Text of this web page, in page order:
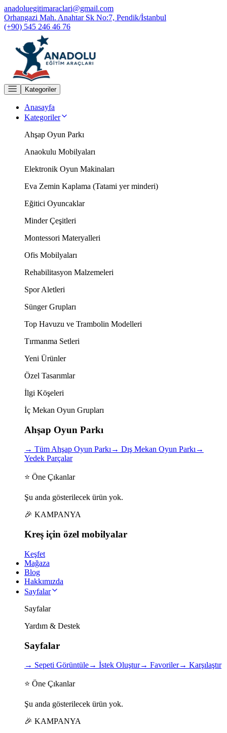
anadoluegitimaraclari@gmail.com
Orhangazi Mah. Anahtar Sk No:7, Pendik/İstanbul
(+90) 545 246 46 76
Kategoriler
Anasayfa
Kategoriler
Ahşap Oyun Parkı
Anaokulu Mobilyaları
Elektronik Oyun Makinaları
Eva Zemin Kaplama (Tatami yer minderi)
Eğitici Oyuncaklar
Minder Çeşitleri
Montessori Materyalleri
Ofis Mobilyaları
Rehabilitasyon Malzemeleri
Spor Aletleri
Sünger Grupları
Top Havuzu ve Trambolin Modelleri
Tırmanma Setleri
Yeni Ürünler
Özel Tasarımlar
İlgi Köşeleri
İç Mekan Oyun Grupları
Ahşap Oyun Parkı
→ Tüm Ahşap Oyun Parkı→ Dış Mekan Oyun Parkı→
Yedek Parçalar
⭐ Öne Çıkanlar
Şu anda gösterilecek ürün yok.
🎉 KAMPANYA
Kreş için özel mobilyalar
Keşfet
Mağaza
Blog
Hakkımızda
Sayfalar
Sayfalar
Yardım & Destek
Sayfalar
→ Sepeti Görüntüle→ İstek Oluştur→ Favoriler→ Karşılaştır
⭐ Öne Çıkanlar
Şu anda gösterilecek ürün yok.
🎉 KAMPANYA